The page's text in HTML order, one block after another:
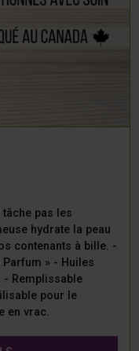
pas les
hydrate la peau
contenants à bille. -
» - Huiles
Remplissable
pour le
en vrac.